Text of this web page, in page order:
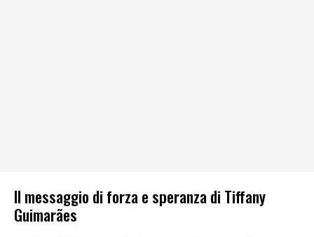
Il messaggio di forza e speranza di Tiffany
Guimarães